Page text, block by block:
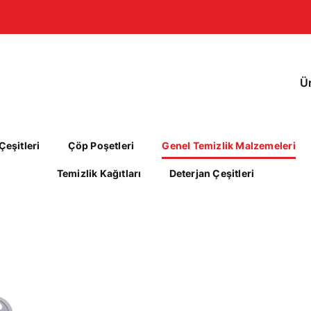
Çöp Poşetleri Genel Temizlik Malzemeleri
Temizlik Kağıtları Deterjan Çeşitleri